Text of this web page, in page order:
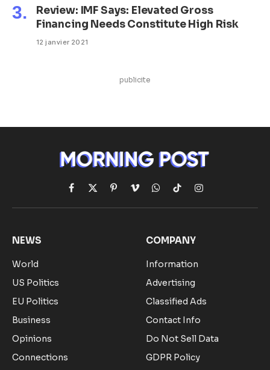
Review: IMF Says: Elevated Gross
Financing Needs Constitute High Risk
12 janvier 2021
publicite
Facebook
X
(Twitter)
Pinterest
VimeoWhatsApp
TikTokInstagram
NEWS
World
US Politics
EU Politics
Business
Opinions
Connections
COMPANY
Information
Advertising
Classified Ads
Contact Info
Do Not Sell Data
GDPR Policy